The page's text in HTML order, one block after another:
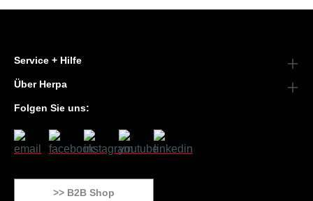
Service + Hilfe
Über Herpa
Folgen Sie uns:
>> B2B Shop